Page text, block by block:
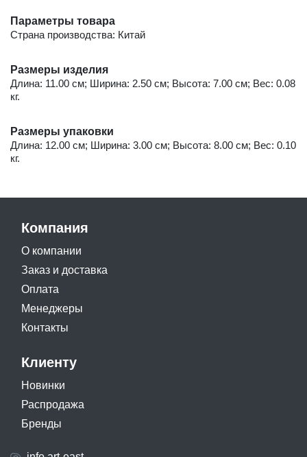
Параметры товара
Страна производства: Китай
Размеры изделия
Длина: 11.00 см; Ширина: 2.50 см; Высота: 7.00 см; Вес: 0.08
кг.
Размеры упаковки
Длина: 12.00 см; Ширина: 3.00 см; Высота: 8.00 см; Вес: 0.10
кг.
Компания
О компании
Заказ и доставка
Оплата
Менеджеры
Контакты
Клиенту
Новинки
Распродажа
Бренды